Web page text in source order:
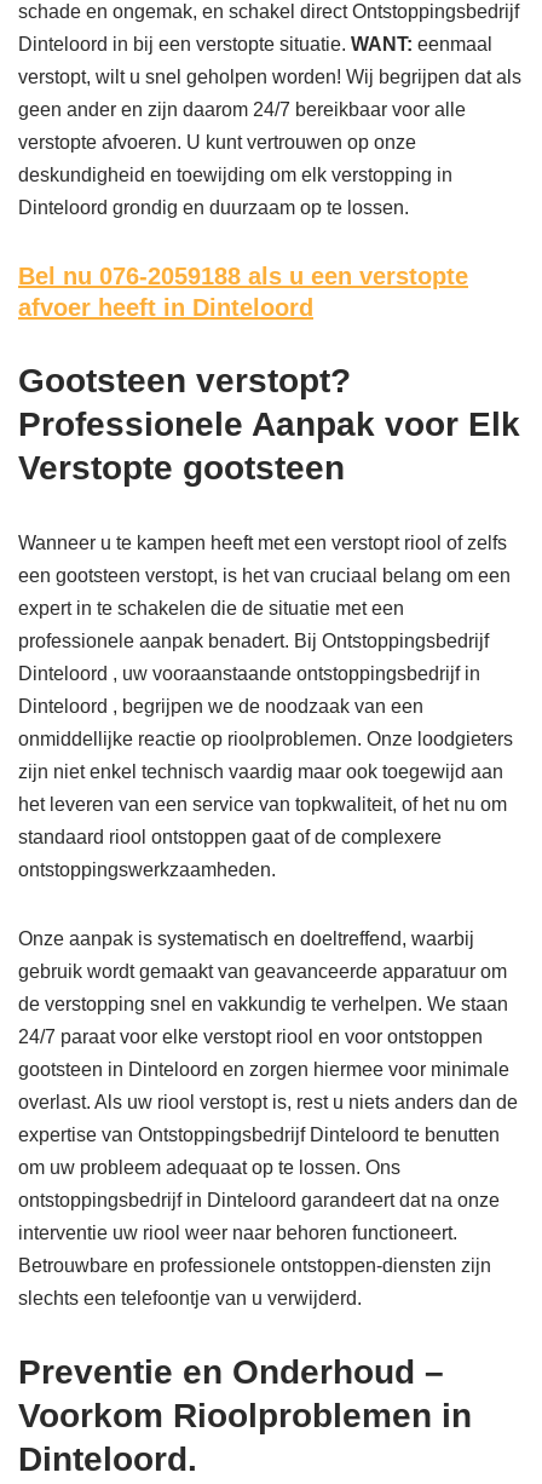
schade en ongemak, en schakel direct Ontstoppingsbedrijf
Dinteloord in bij een verstopte situatie. WANT: eenmaal
verstopt, wilt u snel geholpen worden! Wij begrijpen dat als
geen ander en zijn daarom 24/7 bereikbaar voor alle
verstopte afvoeren. U kunt vertrouwen op onze
deskundigheid en toewijding om elk verstopping in
Dinteloord grondig en duurzaam op te lossen.
Bel nu 076-2059188 als u een verstopte
afvoer heeft in Dinteloord
Gootsteen verstopt?
Professionele Aanpak voor Elk
Verstopte gootsteen
Wanneer u te kampen heeft met een verstopt riool of zelfs
een gootsteen verstopt, is het van cruciaal belang om een
expert in te schakelen die de situatie met een
professionele aanpak benadert. Bij Ontstoppingsbedrijf
Dinteloord , uw vooraanstaande ontstoppingsbedrijf in
Dinteloord , begrijpen we de noodzaak van een
onmiddellijke reactie op rioolproblemen. Onze loodgieters
zijn niet enkel technisch vaardig maar ook toegewijd aan
het leveren van een service van topkwaliteit, of het nu om
standaard riool ontstoppen gaat of de complexere
ontstoppingswerkzaamheden.
Onze aanpak is systematisch en doeltreffend, waarbij
gebruik wordt gemaakt van geavanceerde apparatuur om
de verstopping snel en vakkundig te verhelpen. We staan
24/7 paraat voor elke verstopt riool en voor ontstoppen
gootsteen in Dinteloord en zorgen hiermee voor minimale
overlast. Als uw riool verstopt is, rest u niets anders dan de
expertise van Ontstoppingsbedrijf Dinteloord te benutten
om uw probleem adequaat op te lossen. Ons
ontstoppingsbedrijf in Dinteloord garandeert dat na onze
interventie uw riool weer naar behoren functioneert.
Betrouwbare en professionele ontstoppen-diensten zijn
slechts een telefoontje van u verwijderd.
Preventie en Onderhoud –
Voorkom Rioolproblemen in
Dinteloord.